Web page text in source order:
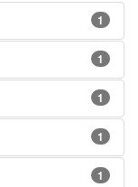
1
1
1
1
1